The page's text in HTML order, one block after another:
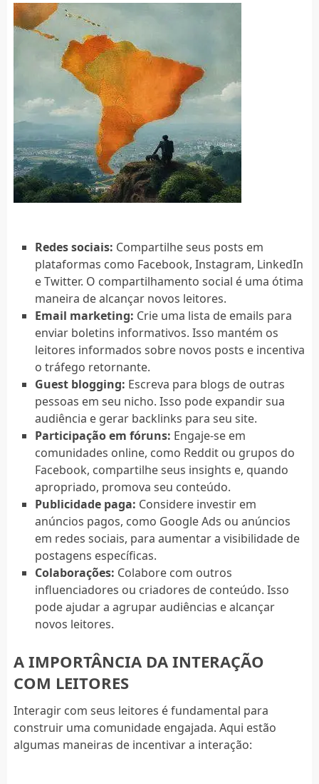
Redes sociais: Compartilhe seus posts em
plataformas como Facebook, Instagram, LinkedIn
e Twitter. O compartilhamento social é uma ótima
maneira de alcançar novos leitores.
Email marketing: Crie uma lista de emails para
enviar boletins informativos. Isso mantém os
leitores informados sobre novos posts e incentiva
o tráfego retornante.
Guest blogging: Escreva para blogs de outras
pessoas em seu nicho. Isso pode expandir sua
audiência e gerar backlinks para seu site.
Participação em fóruns: Engaje-se em
comunidades online, como Reddit ou grupos do
Facebook, compartilhe seus insights e, quando
apropriado, promova seu conteúdo.
Publicidade paga: Considere investir em
anúncios pagos, como Google Ads ou anúncios
em redes sociais, para aumentar a visibilidade de
postagens específicas.
Colaborações: Colabore com outros
influenciadores ou criadores de conteúdo. Isso
pode ajudar a agrupar audiências e alcançar
novos leitores.
A IMPORTÂNCIA DA INTERAÇÃO
COM LEITORES
Interagir com seus leitores é fundamental para
construir uma comunidade engajada. Aqui estão
algumas maneiras de incentivar a interação: